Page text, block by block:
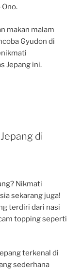
makan malam
Gyudon di
Jepang ini.
di
Nikmati
sekarang juga!
terdiri dari nasi
topping seperti
terkenal di
sederhana